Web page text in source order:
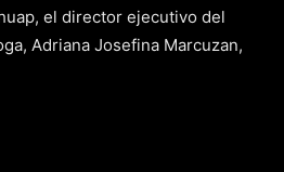
el director ejecutivo del
Adriana Josefina Marcuzan,